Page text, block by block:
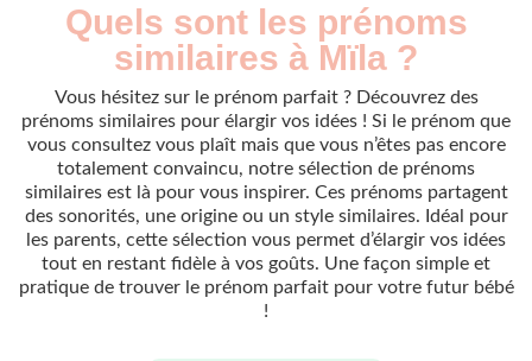
Quels sont les prénoms
similaires à Mïla ?
Vous hésitez sur le prénom parfait ? Découvrez des
prénoms similaires pour élargir vos idées ! Si le prénom que
vous consultez vous plaît mais que vous n’êtes pas encore
totalement convaincu, notre sélection de prénoms
similaires est là pour vous inspirer. Ces prénoms partagent
des sonorités, une origine ou un style similaires. Idéal pour
les parents, cette sélection vous permet d’élargir vos idées
tout en restant fidèle à vos goûts. Une façon simple et
pratique de trouver le prénom parfait pour votre futur bébé
!